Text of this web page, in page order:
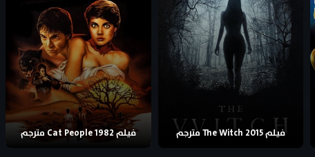
فيلم The Witch 2015 مترجم فيلم Cat People 1982 مترجم